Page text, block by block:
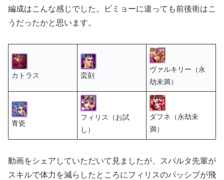
編成はこんな感じでした。ビミョーに違っても前後衛はこ
うだったかと思います。
カトラス 蛮刻
ヴァルキリー（永
劫未満）
青瓷
フィリス（お試
し）
ダフネ（永劫未
満）
動画をシェアしていただいて見ましたが、スパルタ先輩が
スキルで体力を減らしたところにフィリスのパッシブが飛